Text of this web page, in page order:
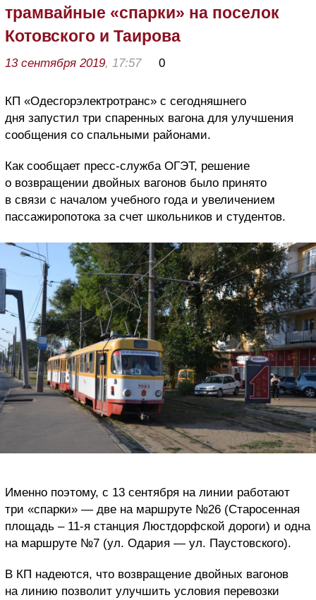
трамвайные «спарки» на поселок
Котовского и Таирова
13 сентября 2019, 17:57 0
КП «Одесгорэлектротранс» с сегодняшнего
дня запустил три спаренных вагона для улучшения
сообщения со спальными районами.
Как сообщает пресс-служба ОГЭТ, решение
о возвращении двойных вагонов было принято
в связи с началом учебного года и увеличением
пассажиропотока за счет школьников и студентов.
Именно поэтому, с 13 сентября на линии работают
три «спарки» — две на маршруте №26 (Старосенная
площадь – 11-я станция Люстдорфской дороги) и одна
на маршруте №7 (ул. Одария — ул. Паустовского).
В КП надеются, что возвращение двойных вагонов
на линию позволит улучшить условия перевозки